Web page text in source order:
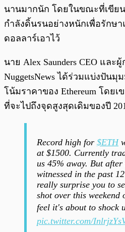
นานมากนัก โดยในขณะที่เขียน
กำลังดิ้นรนอย่างหนักเพื่อรักษา
ดอลลาร์เอาไว้
นาย Alex Saunders CEO และ
NuggetsNews ได้ร่วมแบ่งปัน
โน้มราคาของ Ethereum โดย
ที่จะไปถึงจุดสูงสุดเดิมของปี
Record high for $ETH
at $1500. Currently
us 45% away. But
witnessed in the past
really surprise you to
shot over this weekend
feel it's about to shock
pic.twitter.com/